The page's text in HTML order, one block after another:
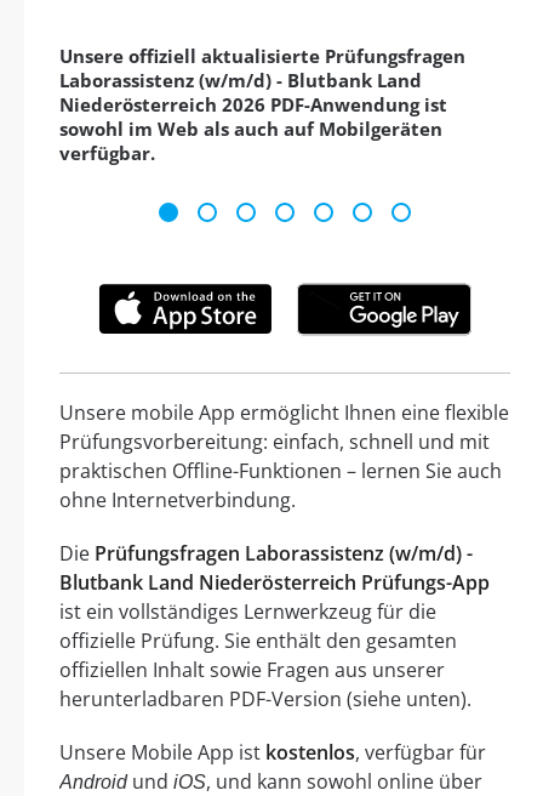
Unsere offiziell aktualisierte Prüfungsfragen
Laborassistenz (w/m/d) - Blutbank Land
Niederösterreich 2026 PDF-Anwendung ist
sowohl im Web als auch auf Mobilgeräten
verfügbar.
Unsere mobile App ermöglicht Ihnen eine flexible
Prüfungsvorbereitung: einfach, schnell und mit
praktischen Offline-Funktionen – lernen Sie auch
ohne Internetverbindung.
Die Prüfungsfragen Laborassistenz (w/m/d) -
Blutbank Land Niederösterreich Prüfungs-App
ist ein vollständiges Lernwerkzeug für die
offizielle Prüfung. Sie enthält den gesamten
offiziellen Inhalt sowie Fragen aus unserer
herunterladbaren PDF-Version (siehe unten).
Unsere Mobile App ist kostenlos, verfügbar für
Androidund iOS, und kann sowohl online über